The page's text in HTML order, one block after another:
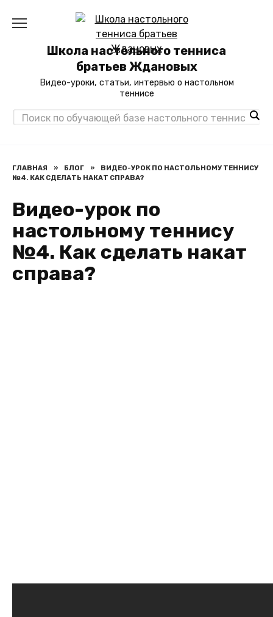
Школа настольного тенниса
братьев Ждановых
Видео-уроки, статьи, интервью о настольном
теннисе
ГЛАВНАЯ » БЛОГ »
ВИДЕО-УРОК ПО НАСТОЛЬНОМУ ТЕННИСУ
№4. КАК СДЕЛАТЬ НАКАТ СПРАВА?
Видео-урок по
настольному теннису
№4. Как сделать накат
справа?